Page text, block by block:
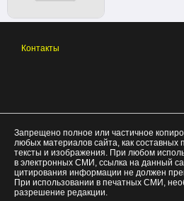
Контакты
Запрещено полное или частичное
любых материалов сайта, как составных
тексты и изображения. При любом
в электронных СМИ, ссылка на данный
цитирования информации не должен
При использовании в печатных СМИ,
разрешение редакции.